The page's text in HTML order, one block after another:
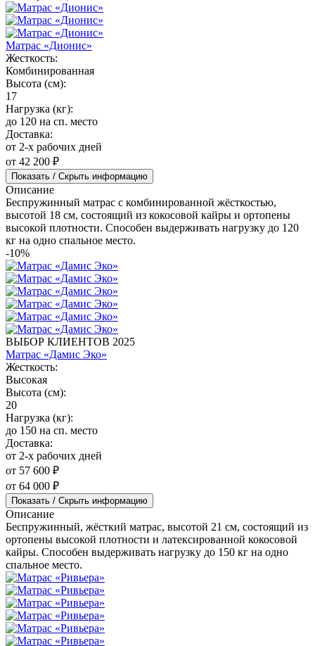
Матрас «Дионис»
Жесткость:
Комбинированная
Высота (см):
17
Нагрузка (кг):
до 120 на сп. место
Доставка:
от 2-х рабочих дней
от 42 200 ₽
Показать / Скрыть информацию
Описание
Беспружинный матрас с комбинированной жёсткостью,
высотой 18 см, состоящий из кокосовой кайры и ортопены
высокой плотности. Способен выдерживать нагрузку до 120
кг на одно спальное место.
-10%
ВЫБОР КЛИЕНТОВ 2025
Матрас «Дамис Эко»
Жесткость:
Высокая
Высота (см):
20
Нагрузка (кг):
до 150 на сп. место
Доставка:
от 2-х рабочих дней
от 57 600 ₽
от 64 000 ₽
Показать / Скрыть информацию
Описание
Беспружинный, жёсткий матрас, высотой 21 см, состоящий из
ортопены высокой плотности и латексированной кокосовой
кайры. Способен выдерживать нагрузку до 150 кг на одно
спальное место.